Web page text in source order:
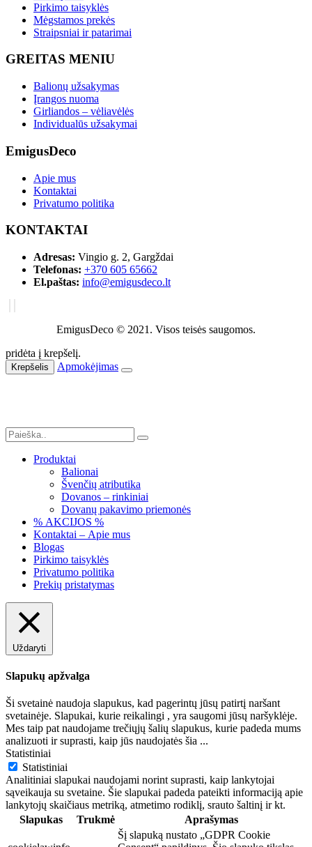
Pirkimo taisyklės
Mėgstamos prekės
Straipsniai ir patarimai
GREITAS MENIU
Balionų užsakymas
Įrangos nuoma
Girliandos – vėliavėlės
Individualūs užsakymai
EmigusDeco
Apie mus
Kontaktai
Privatumo politika
KONTAKTAI
Adresas: Vingio g. 2, Gargždai
Telefonas: +370 605 65662
El.paštas: info@emigusdeco.lt
EmigusDeco © 2021. Visos teisės saugomos.
pridėta į krepšelį.
Krepšelis Apmokėjimas
Produktai
Balionai
Švenčių atributika
Dovanos – rinkiniai
Dovanų pakavimo priemonės
% AKCIJOS %
Kontaktai – Apie mus
Blogas
Pirkimo taisyklės
Privatumo politika
Prekių pristatymas
Uždaryti
Slapukų apžvalga
Ši svetainė naudoja slapukus, kad pagerintų jūsų patirtį naršant
svetainėje. Slapukai, kurie reikalingi , yra saugomi jūsų naršyklėje.
Mes taip pat naudojame trečiųjų šalių slapukus, kurie padeda mums
analizuoti ir suprasti, kaip jūs naudojatės šia ...
Statistiniai
Statistiniai
Analitiniai slapukai naudojami norint suprasti, kaip lankytojai
sąveikauja su svetaine. Šie slapukai padeda pateikti informaciją apie
lankytojų skaičiaus metriką, atmetimo rodiklį, srauto šaltinį ir kt.
Slapukas
Trukmė Aprašymas
Šį slapuką nustato „GDPR Cookie